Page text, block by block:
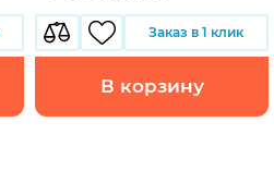
Заказ в 1 клик
В корзину